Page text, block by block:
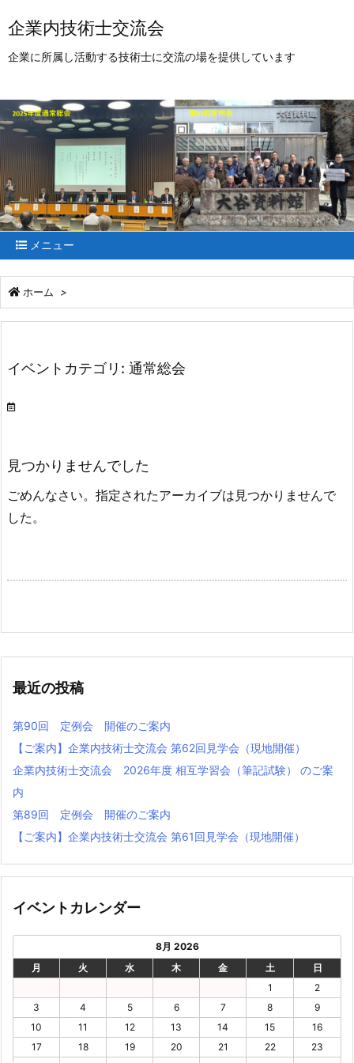
企業内技術士交流会
企業に所属し活動する技術士に交流の場を提供しています
メニュー
ホーム >
イベントカテゴリ: 通常総会
見つかりませんでした
ごめんなさい。指定されたアーカイブは見つかりませんで
した。
最近の投稿
第90回 定例会 開催のご案内
【ご案内】企業内技術士交流会 第62回見学会（現地開催）
企業内技術士交流会 2026年度 相互学習会（筆記試験） のご案
内
第89回 定例会 開催のご案内
【ご案内】企業内技術⼠交流会 第61回⾒学会（現地開催）
イベントカレンダー
8月 2026
月
火 水 木 金 土
日
1
2
3
4 5 6 7 8
9
10
11 12 13 14 15
16
17
18 19 20 21 22
23